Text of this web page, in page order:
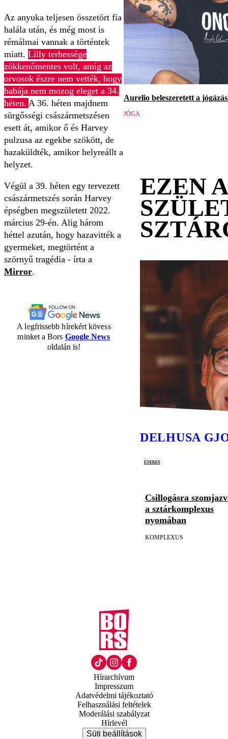
Az anyuka teljesen összetört fia
halála után, és még most is
rémálmai vannak a történtek
miatt. Lilly terhessége
zökkenőmentes volt, amíg az
orvosok észre nem vették, hogy
babája nem mozog eleget a 34.
héten. A 36. héten majdnem
sürgősségi császármetszésen
esett át, amikor ő és Harvey
pulzusa az egekbe szökött, de
hazaküldték, amikor helyreállt a
helyzet.
Végül a 39. héten egy tervezett
császármetszés során Harvey
épségben megszületett 2022.
március 29-én. Alig három
héttel azután, hogy hazavitték a
gyermeket, megtörtént a
szörnyű tragédia - írta a
Mirror.
A legfrissebb hírekért kövess
minket a Bors Google News
oldalán is!
Aurelio beleszeretett a
JÓGA
EZEN
DELHUSA
énekes
Csillogásra
a sztárkomplexus
nyomában
KOMPLEXUS
Hírarchívum
Impresszum
Adatvédelmi tájékoztató
Felhasználási feltételek
Moderálási szabályzat
Hírlevél
Süti beállítások